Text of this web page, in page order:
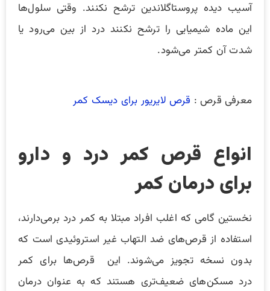
آسیب دیده پروستاگلاندین ترشح نکنند. وقتی سلول‌ها
این ماده شیمیایی را ترشح نکنند درد از بین می‌رود یا
شدت آن کمتر می‌شود.
معرفی قرص : قرص لایریور برای دیسک کمر
انواع قرص کمر درد و دارو
برای درمان کمر
نخستین گامی که اغلب افراد مبتلا به کمر درد برمی‌دارند،
استفاده از قرص‌های ضد التهاب غیر استروئیدی است که
بدون نسخه تجویز می‌شوند. این قرص‌ها برای کمر
درد مسکن‌های ضعیف‌تری هستند که به عنوان درمان